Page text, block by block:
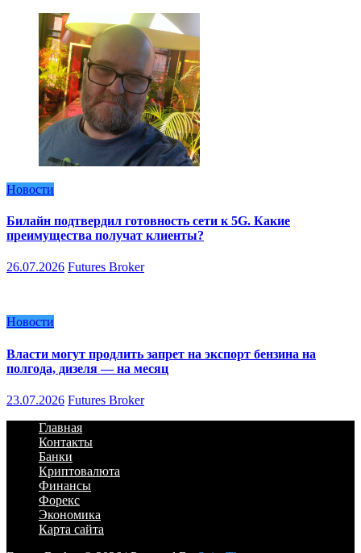
Новости
Билайн подтвердил готовность сети к 5G. Какие
преимущества получат клиенты?
26.07.2026 Futures Broker
Новости
Власти могут продлить запрет на экспорт бензина на
полгода, дизеля — на месяц
23.07.2026 Futures Broker
Главная
Контакты
Банки
Криптовалюта
Финансы
Форекс
Экономика
Карта сайта